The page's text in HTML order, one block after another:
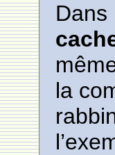
Dans
la